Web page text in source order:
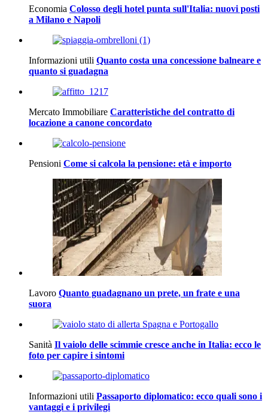
Economia Colosso degli hotel punta sull'Italia: nuovi posti
a Milano e Napoli
Informazioni utili Quanto costa una concessione balneare e
quanto si guadagna
Mercato Immobiliare Caratteristiche del contratto di
locazione a canone concordato
Pensioni Come si calcola la pensione: età e importo
Lavoro Quanto guadagnano un prete, un frate e una
suora
Sanità Il vaiolo delle scimmie cresce anche in Italia: ecco le
foto per capire i sintomi
Informazioni utili Passaporto diplomatico: ecco quali sono i
vantaggi e i privilegi